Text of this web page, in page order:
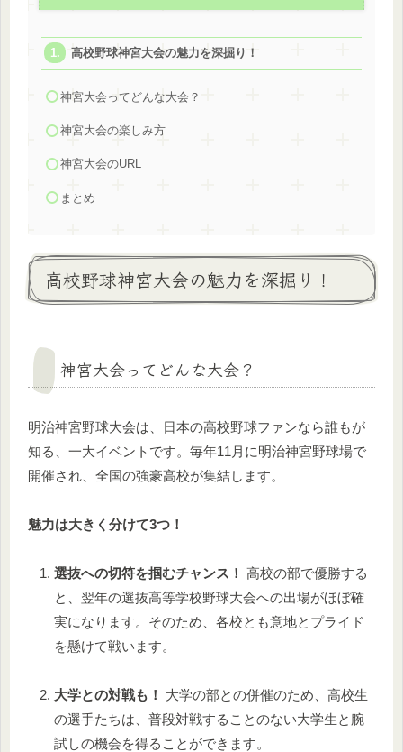
高校野球神宮大会の魅力を深掘り！
神宮大会ってどんな大会？
神宮大会の楽しみ方
神宮大会のURL
まとめ
高校野球神宮大会の魅力を深掘り！
神宮大会ってどんな大会？
明治神宮野球大会は、日本の高校野球ファンなら誰もが
知る、一大イベントです。毎年11月に明治神宮野球場で
開催され、全国の強豪高校が集結します。
魅力は大きく分けて3つ！
選抜への切符を掴むチャンス！ 高校の部で優勝する
と、翌年の選抜高等学校野球大会への出場がほぼ確
実になります。そのため、各校とも意地とプライド
を懸けて戦います。
大学との対戦も！
大学の部との併催のため、高校生
の選手たちは、普段対戦することのない大学生と腕
試しの機会を得ることができます。